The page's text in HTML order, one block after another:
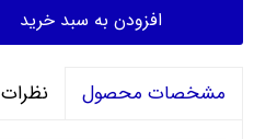
افزودن به سبد خرید
مشخصات محصول نظرات